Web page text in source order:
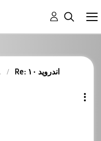
Re: اندرويد ١٠